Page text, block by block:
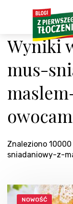
Wyniki
mus-
Znaleziono
sniadaniowy-z-
NOWOŚĆ